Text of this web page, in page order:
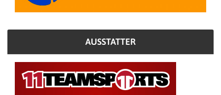
AUSSTATTER